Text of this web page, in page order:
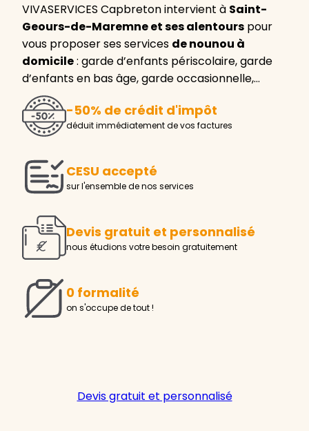
VIVASERVICES Capbreton intervient à Saint-
Geours-de-Maremne et ses alentours pour
vous proposer ses services de nounou à
domicile: garde d’enfants périscolaire, garde
d’enfants en bas âge, garde occasionnelle,…
-50% de crédit d'impôt
déduit immédiatement de vos factures
CESU accepté
sur l'ensemble de nos services
Devis gratuit et personnalisé
nous étudions votre besoin gratuitement
0 formalité
on s'occupe de tout !
Devis gratuit et personnalisé